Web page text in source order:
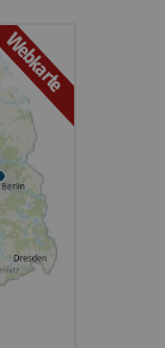
Webkarte